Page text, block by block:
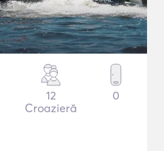
12
Croazieră
0